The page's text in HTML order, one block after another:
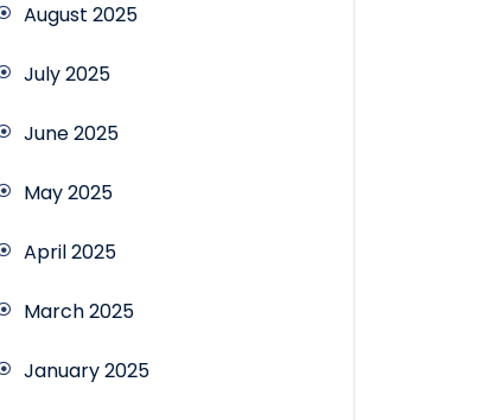
August 2025
July 2025
June 2025
May 2025
April 2025
March 2025
January 2025